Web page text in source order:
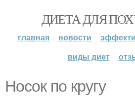
ДИЕТА ДЛЯ
главная новости
виды диет
Носок по кругу